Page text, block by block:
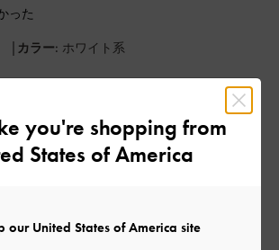
った
| カラー: ホワイト系
you're shopping from
States of America
our United States of America site